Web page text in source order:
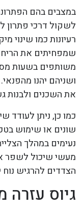
במצבים בהם
לשקול דרכי פתרון
רעיונות כמו שינוי
שמפחיתים את הריח.
משותפים בשעות
ושניהם יהנו
את השכנים ולבנות
כמו כן, ניתן לעודד
שונים או שימוש
נעימים במהלך
מעשי שיכול לשפר
הצדדים להרגיש נוח
גיוס עזרה